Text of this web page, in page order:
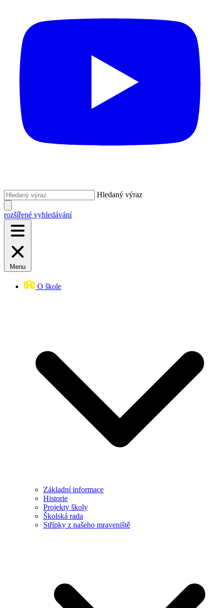
Hledaný výraz
rozšířené vyhledávání
Menu
O škole
Základní informace
Historie
Projekty školy
Školská rada
Střípky z našeho mraveniště